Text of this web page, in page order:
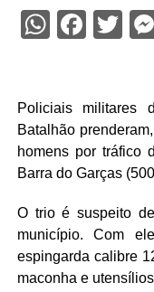
Policiais militares
Batalhão
homens por tráfico
Barra do Garças
O trio é suspeito
município. Com
espingarda calibre
maconha e